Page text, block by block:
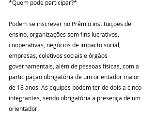
*Quem pode participar?*
Podem se inscrever no Prêmio instituições de
ensino, organizações sem fins lucrativos,
cooperativas, negócios de impacto social,
empresas, coletivos sociais e órgãos
governamentais, além de pessoas físicas, com a
participação obrigatória de um orientador maior
de 18 anos. As equipes podem ter de dois a cinco
integrantes, sendo obrigatória a presença de um
orientador.